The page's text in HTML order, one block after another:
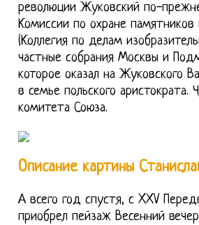
революции Жуковский по-
Комиссии по охране
(Коллегия по делам
частные собрания Москвы и
которое оказал на Жуковского
в семье польского
комитета Союза.
Описание картины
А всего год спустя, с XXV
приобрел пейзаж Весенний